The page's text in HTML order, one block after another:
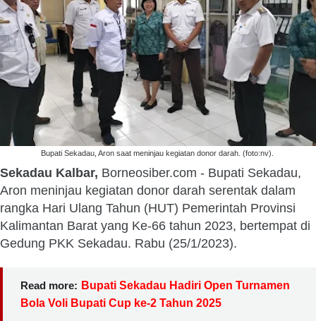
Bupati Sekadau, Aron saat meninjau kegiatan donor darah. (foto:nv).
Sekadau Kalbar, Borneosiber.com - Bupati Sekadau,
Aron meninjau kegiatan donor darah serentak dalam
rangka Hari Ulang Tahun (HUT) Pemerintah Provinsi
Kalimantan Barat yang Ke-66 tahun 2023, bertempat di
Gedung PKK Sekadau. Rabu (25/1/2023).
Read more: Bupati Sekadau Hadiri Open Turnamen
Bola Voli Bupati Cup ke-2 Tahun 2025